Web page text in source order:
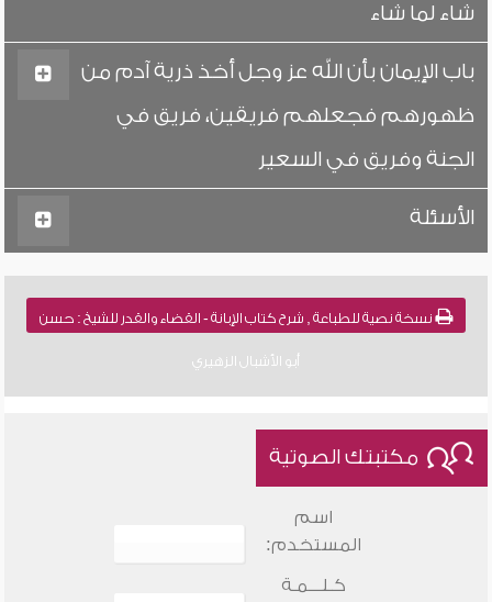
شاء لما شاء
باب الإيمان بأن الله عز وجل أخذ ذرية آدم من
ظهورهم فجعلهم فريقين، فريق في
الجنة وفريق في السعير
الأسئلة
نسخة نصية للطباعة , شرح كتاب الإبانة - القضاء والقدر للشيخ : حسن
أبو الأشبال الزهيري
مكتبتك الصوتية
اسم
المستخدم:
كـلـــمـة